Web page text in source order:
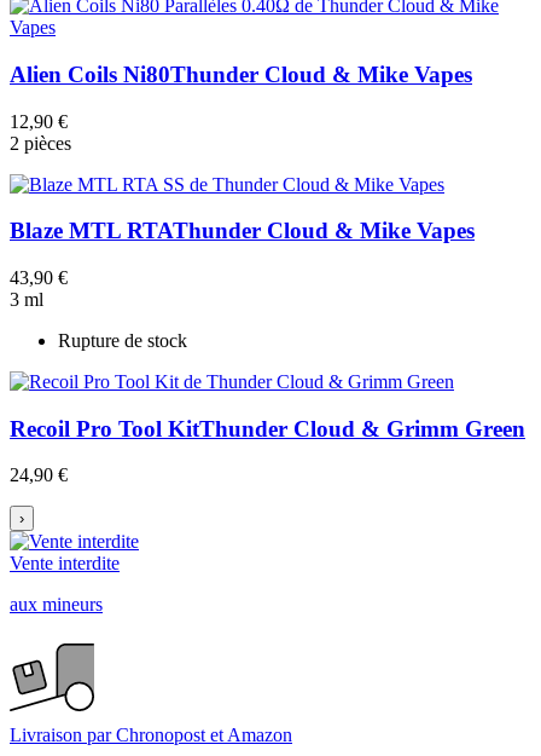
Alien Coils Ni80Thunder Cloud & Mike Vapes
12,90 €
2 pièces
Blaze MTL RTAThunder Cloud & Mike Vapes
43,90 €
3 ml
Rupture de stock
Recoil Pro Tool KitThunder Cloud & Grimm Green
24,90 €
›
Vente interdite
aux mineurs
Livraison par Chronopost et Amazon